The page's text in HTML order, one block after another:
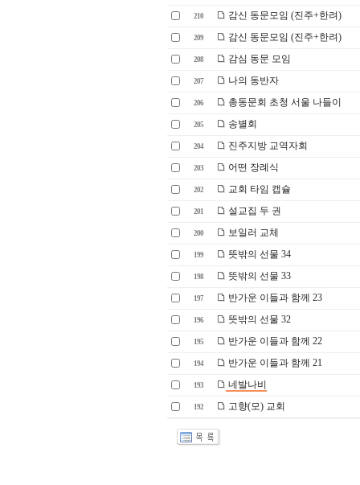
210 감신 동문모임 (진주+한려)
209 감신 동문모임 (진주+한려)
208 감심 동문 모임
207 나의 동반자
206 총동문회 초청 서울 나들이
205 송별회
204 진주지방 교역자회
203 어떤 장례식
202 교회 타임 캡슐
201 설교집 두 권
200 보일러 교체
199 뜻밖의 선물 34
198 뜻밖의 선물 33
197 반가운 이들과 함께 23
196 뜻밖의 선물 32
195 반가운 이들과 함께 22
194 반가운 이들과 함께 21
193 네발나비
192 고향(모) 교회